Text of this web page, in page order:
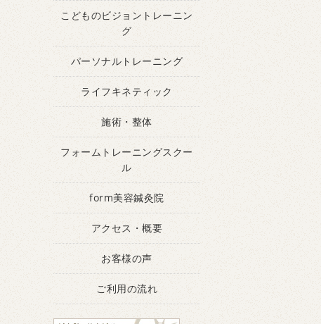
こどものビジョントレーニン
グ
パーソナルトレーニング
ライフキネティック
施術・整体
フォームトレーニングスクー
ル
form美容鍼灸院
アクセス・概要
お客様の声
ご利用の流れ